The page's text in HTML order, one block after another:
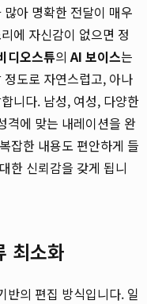
아 명확한 전달이 매우
에 자신감이 없으면 정
디오스튜의 AI 보이스는
도로 자연스럽고, 아나
니다. 남성, 여성, 다양한
격에 맞는 내레이션을 완
잡한 내용도 편안하게 들
한 신뢰감을 갖게 됩니
최소화
반의 편집 방식입니다. 일